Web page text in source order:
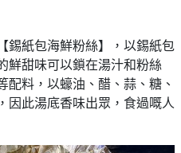
錫紙包海鮮粉絲】，以錫紙包
鮮甜味可以鎖在湯汁和粉絲
配料，以蠔油、醋、蒜、糖、
因此湯底香味出眾，食過嘅人